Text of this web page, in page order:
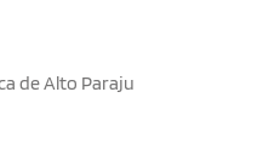
de Alto Paraju